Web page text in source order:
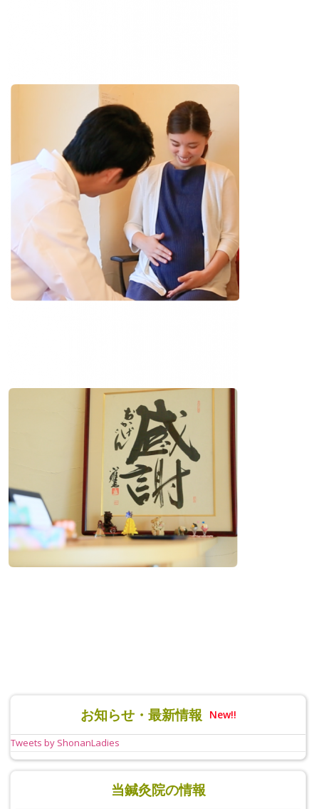
お知らせ・最新情報 New!!
Tweets by ShonanLadies
当鍼灸院の情報